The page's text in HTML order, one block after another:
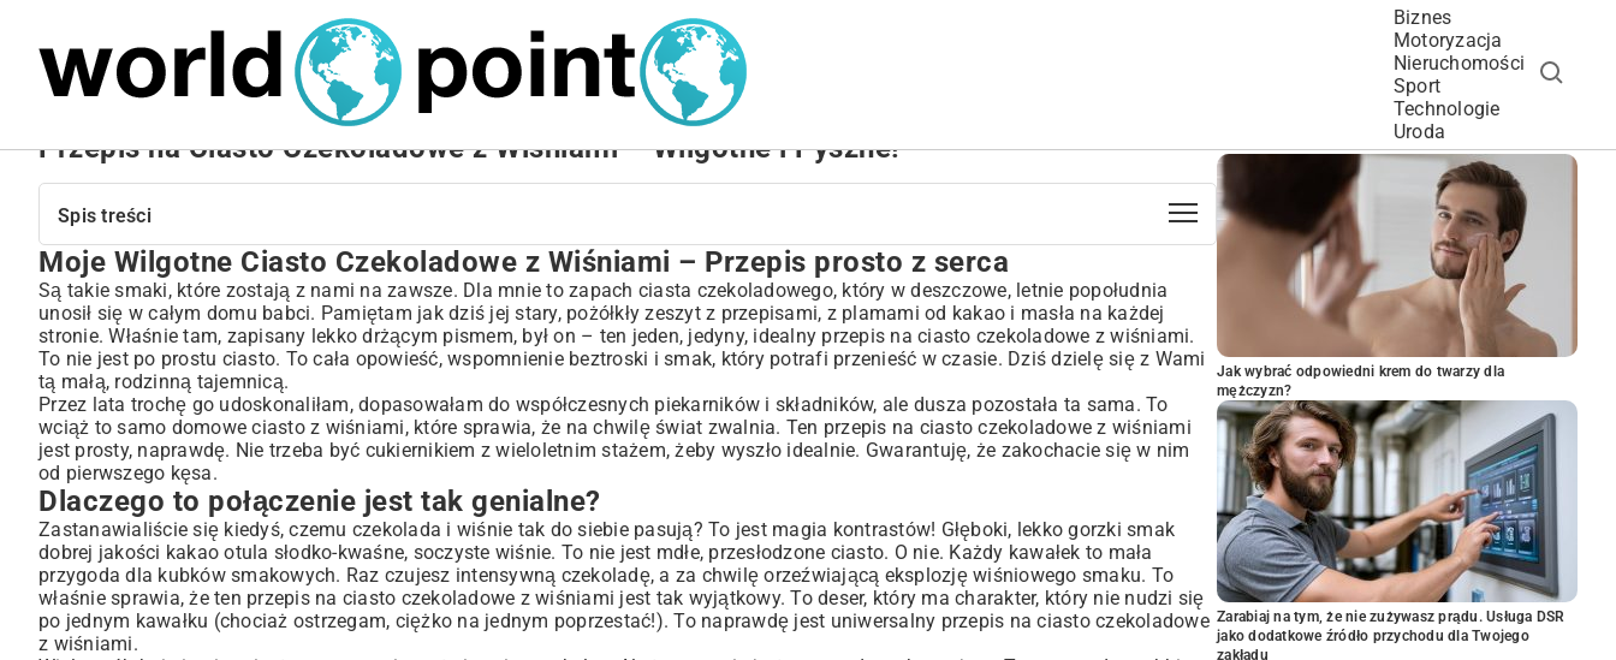
Biznes
Motoryzacja
Nieruchomości
Sport
Technologie
Uroda
NIERUCHOMOŚCI
Przepis na Ciasto Czekoladowe z Wiśniami – Wilgotne i Pyszne!
Spis treści
Moje Wilgotne Ciasto Czekoladowe z Wiśniami – Przepis prosto z serca
Dlaczego to połączenie jest tak genialne?
Co będzie potrzebne? Zróbmy mały przegląd szafek
Składniki na ciasto:
A co z wiśniami?
Dodatki dla chętnych:
No to do roboty! Jak zrobić ciasto czekoladowe z wiśniami krok po kroku
Krok 1: Ogarniamy wiśnie
Krok 2: Suche kontra mokre
Krok 3: Wielkie łączenie
Krok 4: Czas do pieca!
Krok 5: Chwila cierpliwości
Lubisz kombinować? Pomysły na wariacje na temat tego ciasta
Wersja z chrupiącą kruszonką
A może wegańskie ciasto czekoladowe z wiśniami?
Moje Wilgotne Ciasto Czekoladowe z Wiśniami – Przepis prosto z serca
Są takie smaki, które zostają z nami na zawsze. Dla mnie to zapach ciasta czekoladowego, który w deszczowe, letnie popołudnia
unosił się w całym domu babci. Pamiętam jak dziś jej stary, pożółkły zeszyt z przepisami, z plamami od kakao i masła na każdej
stronie. Właśnie tam, zapisany lekko drżącym pismem, był on – ten jeden, jedyny, idealny przepis na ciasto czekoladowe z wiśniami.
To nie jest po prostu ciasto. To cała opowieść, wspomnienie beztroski i smak, który potrafi przenieść w czasie. Dziś dzielę się z Wami
tą małą, rodzinną tajemnicą.
Przez lata trochę go udoskonaliłam, dopasowałam do współczesnych piekarników i składników, ale dusza pozostała ta sama. To
wciąż to samo domowe ciasto z wiśniami, które sprawia, że na chwilę świat zwalnia. Ten przepis na ciasto czekoladowe z wiśniami
jest prosty, naprawdę. Nie trzeba być cukiernikiem z wieloletnim stażem, żeby wyszło idealnie. Gwarantuję, że zakochacie się w nim
od pierwszego kęsa.
Dlaczego to połączenie jest tak genialne?
Zastanawialiście się kiedyś, czemu czekolada i wiśnie tak do siebie pasują? To jest magia kontrastów! Głęboki, lekko gorzki smak
dobrej jakości kakao otula słodko-kwaśne, soczyste wiśnie. To nie jest mdłe, przesłodzone ciasto. O nie. Każdy kawałek to mała
przygoda dla kubków smakowych. Raz czujesz intensywną czekoladę, a za chwilę orzeźwiającą eksplozję wiśniowego smaku. To
właśnie sprawia, że ten przepis na ciasto czekoladowe z wiśniami jest tak wyjątkowy. To deser, który ma charakter, który nie nudzi się
po jednym kawałku (chociaż ostrzegam, ciężko na jednym poprzestać!). To naprawdę jest uniwersalny przepis na ciasto czekoladowe
z wiśniami.
POPULARNE ARTYKUŁY
Jak wybrać odpowiedni krem do twarzy dla
mężczyzn?
Zarabiaj na tym, że nie zużywasz prądu. Usługa DSR
jako dodatkowe źródło przychodu dla Twojego
zakładu